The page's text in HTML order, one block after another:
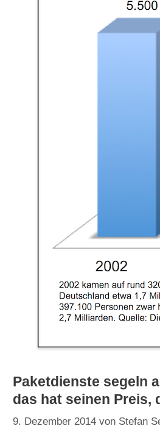
Paketdienste segeln
das hat seinen Preis,
9. Dezember 2014 von Stefan